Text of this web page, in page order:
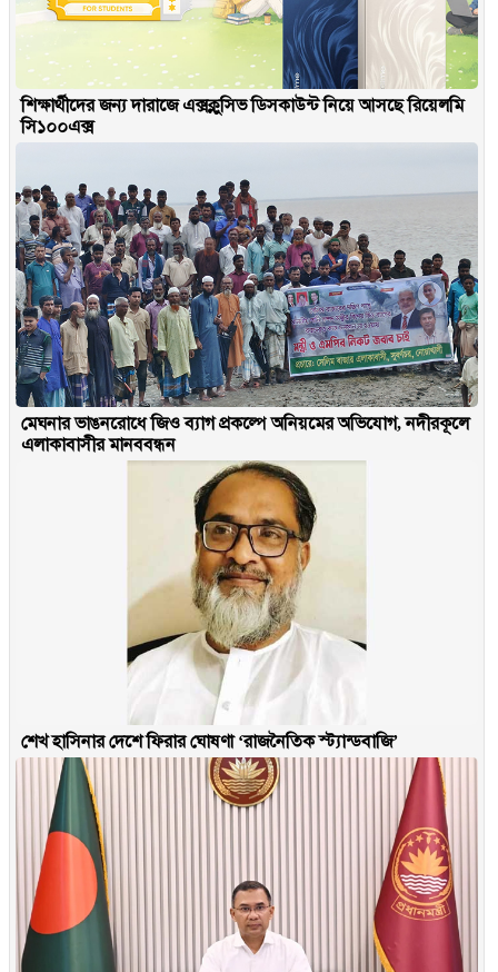
শিক্ষার্থীদের জন্য দারাজে এক্সক্লুসিভ ডিসকাউন্ট নিয়ে আসছে রিয়েলমি
সি১০০এক্স
মেঘনার ভাঙনরোধে জিও ব্যাগ প্রকল্পে অনিয়মের অভিযোগ, নদীরকূলে
এলাকাবাসীর মানববন্ধন
শেখ হাসিনার দেশে ফিরার ঘোষণা ‘রাজনৈতিক স্ট্যান্ডবাজি’